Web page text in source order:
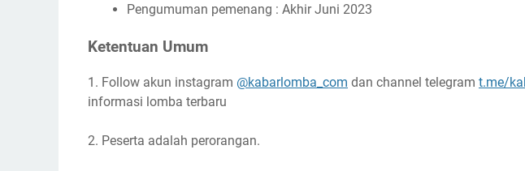
Pengumuman pemenang : Akhir Juni 2023
Ketentuan Umum
1. Follow akun instagram @kabarlomba_com dan channel telegram t.me/
informasi lomba terbaru
2. Peserta adalah perorangan.